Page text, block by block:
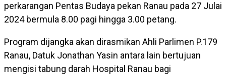
perkarangan Pentas Budaya pekan Ranau pada 27 Julai
2024 bermula 8.00 pagi hingga 3.00 petang.
Program dijangka akan dirasmikan Ahli Parlimen P.179
Ranau, Datuk Jonathan Yasin antara lain bertujuan
mengisi tabung darah Hospital Ranau bagi